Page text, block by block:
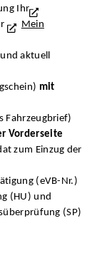
Ihr
Mein
aktuell
mit
Fahrzeugbrief)
Vorderseite
zum Einzug der
(eVB-Nr.)
(HU) und
(SP)